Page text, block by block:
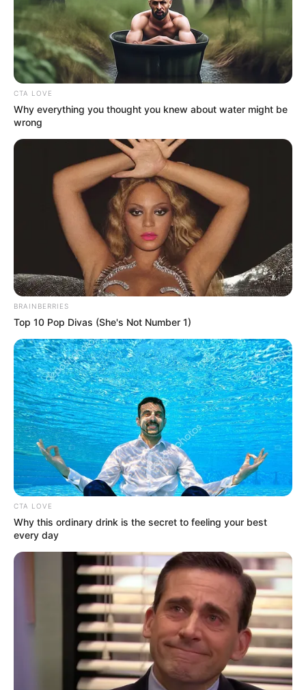
Diah Permatasari
0
fans love
VOTE
Tanggal Lahir:
25 Januari
Tempat Lahir:
Umur:
55 Tahun Aktris,Model
Edit
Diah Permatasari adalah seorang model, aktris yang berasal dari
CTA LOVE
Why everything you thought you knew about water might be
wrong
BRAINBERRIES
Top 10 Pop Divas (She's Not Number 1)
CTA LOVE
Why this ordinary drink is the secret to feeling your best
every day